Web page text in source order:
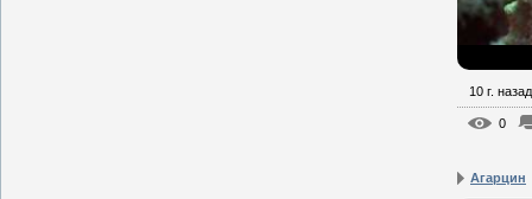
10 г. назад
0
Агарцин